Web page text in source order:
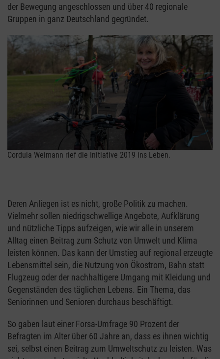
der Bewegung angeschlossen und über 40 regionale
Gruppen in ganz Deutschland gegründet.
Cordula Weimann rief die Initiative 2019 ins Leben.
Deren Anliegen ist es nicht, große Politik zu machen.
Vielmehr sollen niedrigschwellige Angebote, Aufklärung
und nützliche Tipps aufzeigen, wie wir alle in unserem
Alltag einen Beitrag zum Schutz von Umwelt und Klima
leisten können. Das kann der Umstieg auf regional erzeugte
Lebensmittel sein, die Nutzung von Ökostrom, Bahn statt
Flugzeug oder der nachhaltigere Umgang mit Kleidung und
Gegenständen des täglichen Lebens. Ein Thema, das
Seniorinnen und Senioren durchaus beschäftigt.
So gaben laut einer Forsa-Umfrage 90 Prozent der
Befragten im Alter über 60 Jahre an, dass es ihnen wichtig
sei, selbst einen Beitrag zum Umweltschutz zu leisten. Was